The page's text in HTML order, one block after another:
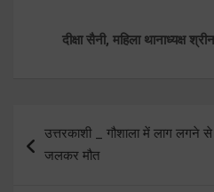
दीक्षा सैनी, महिला थानाध्यक्ष
navigation
उत्तरकाशी _ गौशाला में लाग
जलकर मौत